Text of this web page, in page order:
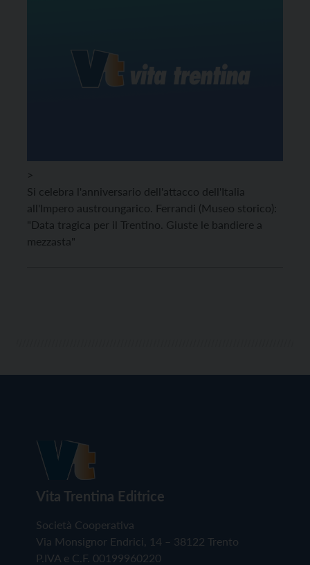
>
Si celebra l'anniversario dell'attacco dell'Italia
all'Impero austroungarico. Ferrandi (Museo storico):
"Data tragica per il Trentino. Giuste le bandiere a
mezzasta"
Vita Trentina Editrice
Società Cooperativa
Via Monsignor Endrici, 14 – 38122 Trento
P.IVA e C.F. 00199960220